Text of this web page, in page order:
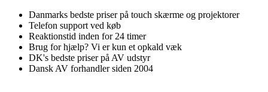
Danmarks bedste priser på touch skærme og projektorer
Telefon support ved køb
Reaktionstid inden for 24 timer
Brug for hjælp? Vi er kun et opkald væk
DK's bedste priser på AV udstyr
Dansk AV forhandler siden 2004